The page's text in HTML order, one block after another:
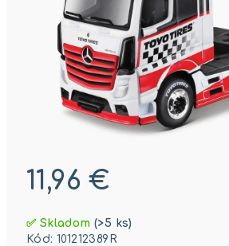
11,96 €
cena:
✅ Skladom(>5 ks)
Kód: 101212389R